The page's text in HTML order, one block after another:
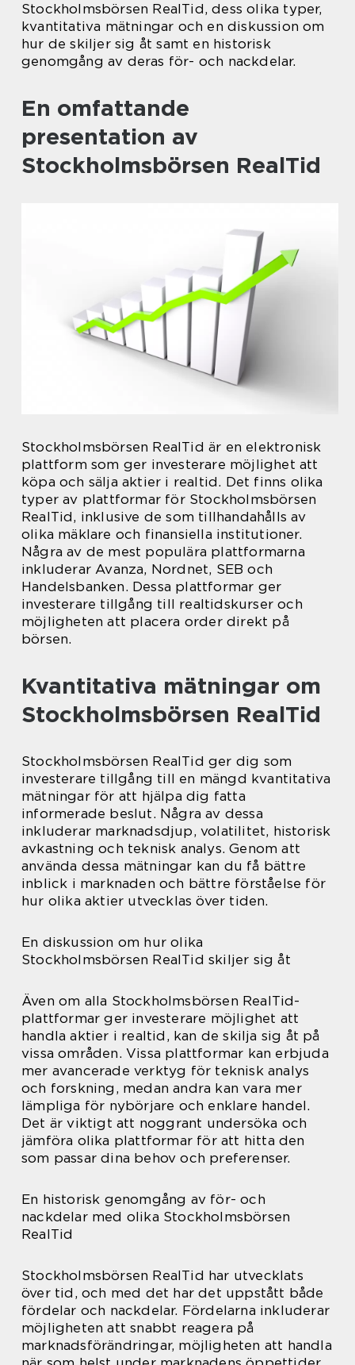
Stockholmsbörsen RealTid, dess olika typer,
kvantitativa mätningar och en diskussion om
hur de skiljer sig åt samt en historisk
genomgång av deras för- och nackdelar.
En omfattande
presentation av
Stockholmsbörsen RealTid
Stockholmsbörsen RealTid är en elektronisk
plattform som ger investerare möjlighet att
köpa och sälja aktier i realtid. Det finns olika
typer av plattformar för Stockholmsbörsen
RealTid, inklusive de som tillhandahålls av
olika mäklare och finansiella institutioner.
Några av de mest populära plattformarna
inkluderar Avanza, Nordnet, SEB och
Handelsbanken. Dessa plattformar ger
investerare tillgång till realtidskurser och
möjligheten att placera order direkt på
börsen.
Kvantitativa mätningar om
Stockholmsbörsen RealTid
Stockholmsbörsen RealTid ger dig som
investerare tillgång till en mängd kvantitativa
mätningar för att hjälpa dig fatta
informerade beslut. Några av dessa
inkluderar marknadsdjup, volatilitet, historisk
avkastning och teknisk analys. Genom att
använda dessa mätningar kan du få bättre
inblick i marknaden och bättre förståelse för
hur olika aktier utvecklas över tiden.
En diskussion om hur olika
Stockholmsbörsen RealTid skiljer sig åt
Även om alla Stockholmsbörsen RealTid-
plattformar ger investerare möjlighet att
handla aktier i realtid, kan de skilja sig åt på
vissa områden. Vissa plattformar kan erbjuda
mer avancerade verktyg för teknisk analys
och forskning, medan andra kan vara mer
lämpliga för nybörjare och enklare handel.
Det är viktigt att noggrant undersöka och
jämföra olika plattformar för att hitta den
som passar dina behov och preferenser.
En historisk genomgång av för- och
nackdelar med olika Stockholmsbörsen
RealTid
Stockholmsbörsen RealTid har utvecklats
över tid, och med det har det uppstått både
fördelar och nackdelar. Fördelarna inkluderar
möjligheten att snabbt reagera på
marknadsförändringar, möjligheten att handla